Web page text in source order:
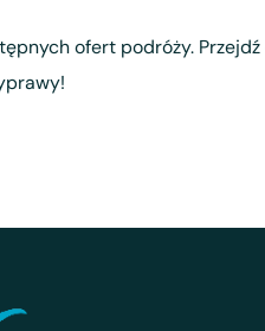
ofert podróży.